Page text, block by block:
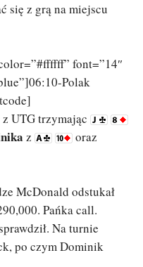
się z grą na miejscu
font=”14″
Polak
UTG trzymając
z oraz
McDonald odstukał
Pańka call.
Na turnie
po czym Dominik